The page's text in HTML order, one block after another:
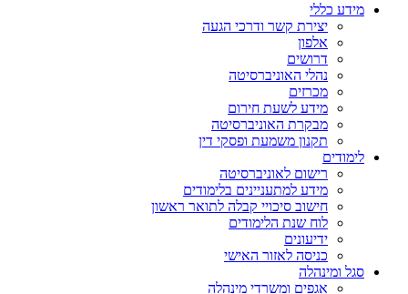
מידע כללי
יצירת קשר ודרכי הגעה
אלפון
דרושים
נהלי האוניברסיטה
מכרזים
מידע לשעת חירום
מבקרת האוניברסיטה
תקנון משמעת ופסקי דין
לימודים
רישום לאוניברסיטה
מידע למתעניינים בלימודים
חישוב סיכויי קבלה לתואר ראשון
לוח שנת הלימודים
ידיעונים
כניסה לאזור האישי
סגל ומינהלה
אגפים ומשרדי מינהלה